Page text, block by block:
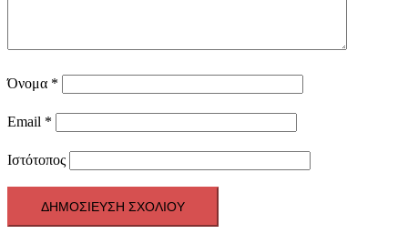
Όνομα *
Email *
Ιστότοπος